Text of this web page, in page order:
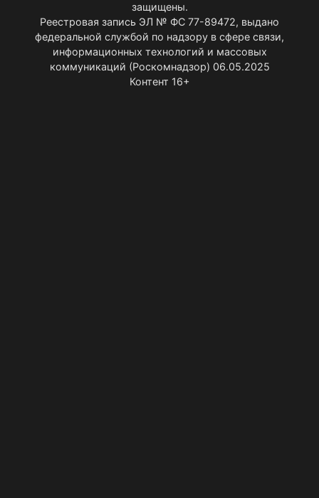
защищены.
Реестровая запись ЭЛ № ФС 77-89472, выдано
федеральной службой по надзору в сфере связи,
информационных технологий и массовых
коммуникаций (Роскомнадзор) 06.05.2025
Контент 16+